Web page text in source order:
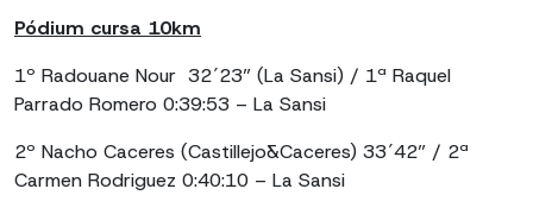
Pódium cursa 10km
1º Radouane Nour 32´23” (La Sansi) / 1ª Raquel
Parrado Romero 0:39:53 – La Sansi
2º Nacho Caceres (Castillejo&Caceres) 33´42” / 2ª
Carmen Rodriguez 0:40:10 – La Sansi